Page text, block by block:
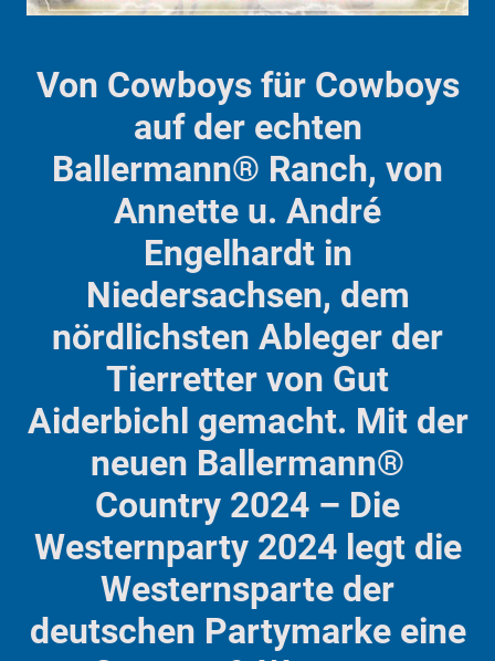
Von Cowboys für Cowboys
auf der echten
Ballermann® Ranch, von
Annette u. André
Engelhardt in
Niedersachsen, dem
nördlichsten Ableger der
Tierretter von Gut
Aiderbichl gemacht. Mit der
neuen Ballermann®
Country 2024 – Die
Westernparty 2024 legt die
Westernsparte der
deutschen Partymarke eine